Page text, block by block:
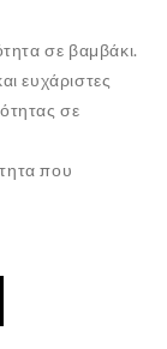
σε βαμβάκι.
ευχάριστες
σε
που